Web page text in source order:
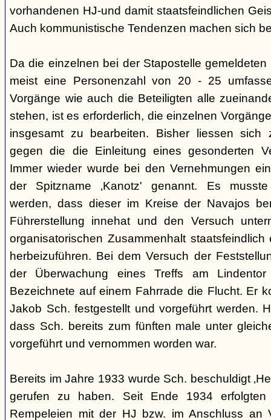
vorhandenen HJ-und damit staatsfeindlichen
Auch kommunistische Tendenzen machen sich
Da die einzelnen bei der Stapostelle
meist eine Personenzahl von 20 - 25
Vorgänge wie auch die Beteiligten alle
stehen, ist es erforderlich, die einzelnen
insgesamt zu bearbeiten. Bisher liessen sich
gegen die die Einleitung eines gesonderten
Immer wieder wurde bei den Vernehmungen
der Spitzname ‚Kanotz' genannt. Es
werden, dass dieser im Kreise der Navajos
Führerstellung innehat und den Versuch
organisatorischen Zusammenhalt staatsfeindlich
herbeizuführen. Bei dem Versuch der
der Überwachung eines Treffs am
Bezeichnete auf einem Fahrrade die Flucht. Er
Jakob Sch. festgestellt und vorgeführt werden.
dass Sch. bereits zum fünften male unter
vorgeführt und vernommen worden war.
Bereits im Jahre 1933 wurde Sch. beschuldigt
gerufen zu haben. Seit Ende 1934
Rempeleien mit der HJ bzw. im Anschluss an